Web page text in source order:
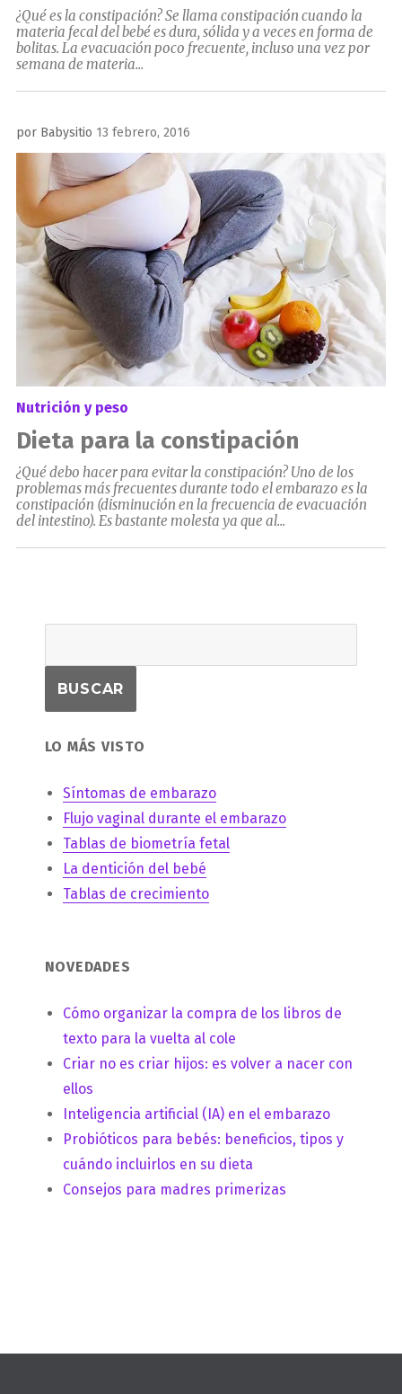
¿Qué es la constipación? Se llama constipación cuando la
materia fecal del bebé es dura, sólida y a veces en forma de
bolitas. La evacuación poco frecuente, incluso una vez por
semana de materia...
por Babysitio Publicado
el
13 febrero, 2016
Nutrición y peso
Dieta para la constipación
¿Qué debo hacer para evitar la constipación? Uno de los
problemas más frecuentes durante todo el embarazo es la
constipación (disminución en la frecuencia de evacuación
del intestino). Es bastante molesta ya que al...
LO MÁS VISTO
Síntomas de embarazo
Flujo vaginal durante el embarazo
Tablas de biometría fetal
La dentición del bebé
Tablas de crecimiento
NOVEDADES
Cómo organizar la compra de los libros de
texto para la vuelta al cole
Criar no es criar hijos: es volver a nacer con
ellos
Inteligencia artificial (IA) en el embarazo
Probióticos para bebés: beneficios, tipos y
cuándo incluirlos en su dieta
Consejos para madres primerizas